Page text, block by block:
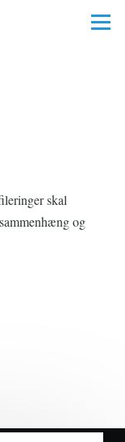
Menu
skal
og